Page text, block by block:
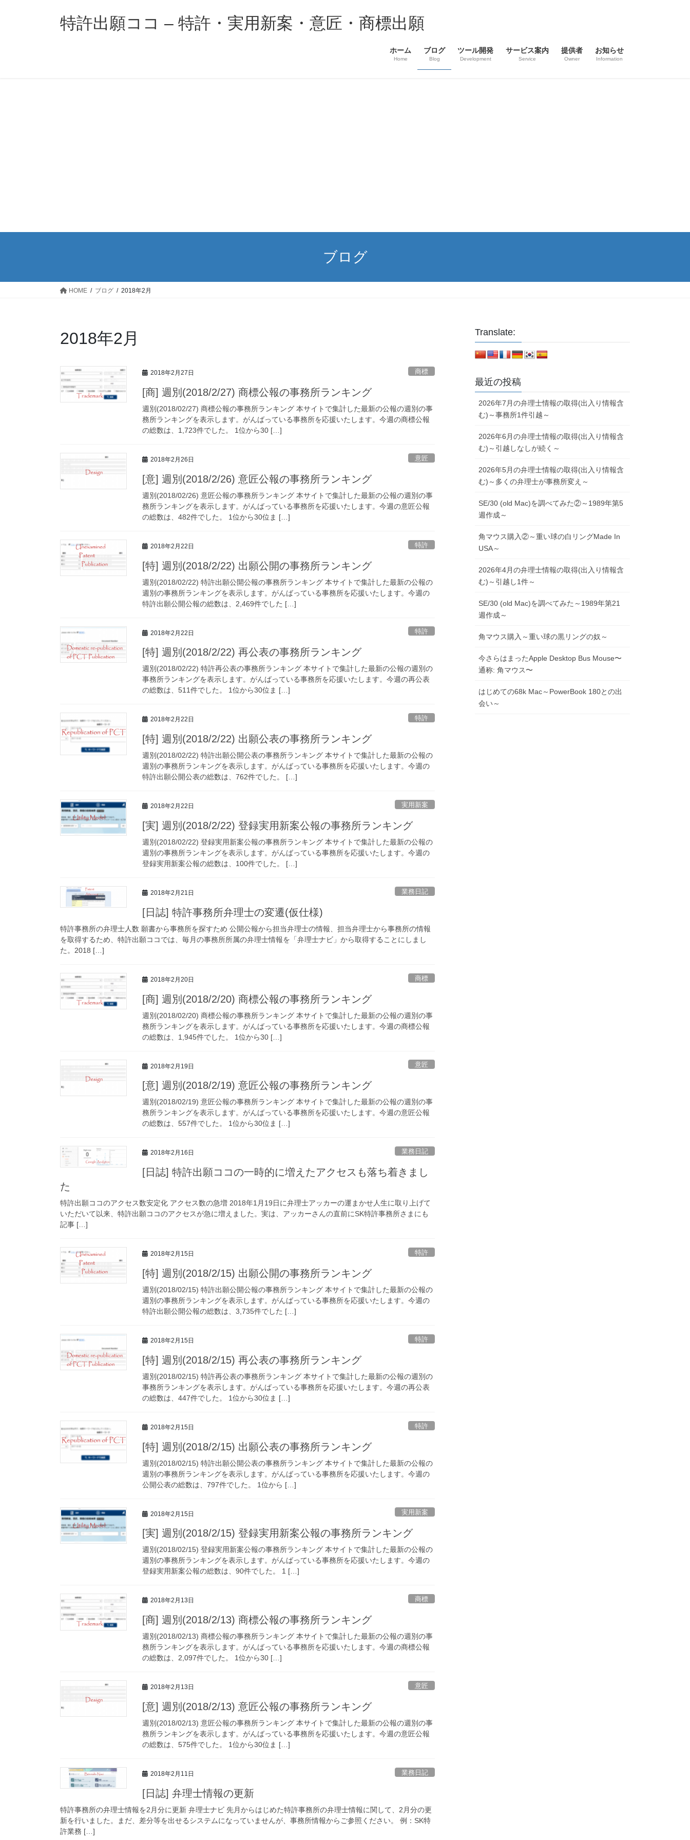
特許出願ココ – 特許・実用新案・意匠・商標出願
ホーム
Home
ブログ
Blog
ツール開発
Development
サービス案内
Service
提供者
Owner
お知らせ
Information
ブログ
HOME ブログ 2018年2月
2018年2月
2018年2月27日 商標
[商] 週別(2018/2/27) 商標公報の事務所ランキング
週別(2018/02/27) 商標公報の事務所ランキング 本サイトで集計した最新の公報の週別の事
務所ランキングを表示します。がんばっている事務所を応援いたします。今週の商標公報
の総数は、1,723件でした。 1位から30 […]
2018年2月26日 意匠
[意] 週別(2018/2/26) 意匠公報の事務所ランキング
週別(2018/02/26) 意匠公報の事務所ランキング 本サイトで集計した最新の公報の週別の事
務所ランキングを表示します。がんばっている事務所を応援いたします。今週の意匠公報
の総数は、482件でした。 1位から30位ま […]
2018年2月22日 特許
[特] 週別(2018/2/22) 出願公開の事務所ランキング
週別(2018/02/22) 特許出願公開公報の事務所ランキング 本サイトで集計した最新の公報の
週別の事務所ランキングを表示します。がんばっている事務所を応援いたします。今週の
特許出願公開公報の総数は、2,469件でした […]
2018年2月22日 特許
[特] 週別(2018/2/22) 再公表の事務所ランキング
週別(2018/02/22) 特許再公表の事務所ランキング 本サイトで集計した最新の公報の週別の
事務所ランキングを表示します。がんばっている事務所を応援いたします。今週の再公表
の総数は、511件でした。 1位から30位ま […]
2018年2月22日 特許
[特] 週別(2018/2/22) 出願公表の事務所ランキング
週別(2018/02/22) 特許出願公開公表の事務所ランキング 本サイトで集計した最新の公報の
週別の事務所ランキングを表示します。がんばっている事務所を応援いたします。今週の
特許出願公開公表の総数は、762件でした。 […]
2018年2月22日 実用新案
[実] 週別(2018/2/22) 登録実用新案公報の事務所ランキング
週別(2018/02/22) 登録実用新案公報の事務所ランキング 本サイトで集計した最新の公報の
週別の事務所ランキングを表示します。がんばっている事務所を応援いたします。今週の
登録実用新案公報の総数は、100件でした。 […]
2018年2月21日 業務日記
[日誌] 特許事務所弁理士の変遷(仮仕様)
特許事務所の弁理士人数 願書から事務所を探すため 公開公報から担当弁理士の情報、担当弁理士から事務所の情報
を取得するため、特許出願ココでは、毎月の事務所所属の弁理士情報を「弁理士ナビ」から取得することにしまし
た。2018 […]
2018年2月20日 商標
[商] 週別(2018/2/20) 商標公報の事務所ランキング
週別(2018/02/20) 商標公報の事務所ランキング 本サイトで集計した最新の公報の週別の事
務所ランキングを表示します。がんばっている事務所を応援いたします。今週の商標公報
の総数は、1,945件でした。 1位から30 […]
2018年2月19日 意匠
[意] 週別(2018/2/19) 意匠公報の事務所ランキング
週別(2018/02/19) 意匠公報の事務所ランキング 本サイトで集計した最新の公報の週別の事
務所ランキングを表示します。がんばっている事務所を応援いたします。今週の意匠公報
の総数は、557件でした。 1位から30位ま […]
2018年2月16日 業務日記
[日誌] 特許出願ココの一時的に増えたアクセスも落ち着きまし
た
特許出願ココのアクセス数安定化 アクセス数の急増 2018年1月19日に弁理士アッカーの運まかせ人生に取り上げて
いただいて以来、特許出願ココのアクセスが急に増えました。実は、アッカーさんの直前にSK特許事務所さまにも
記事 […]
2018年2月15日 特許
[特] 週別(2018/2/15) 出願公開の事務所ランキング
週別(2018/02/15) 特許出願公開公報の事務所ランキング 本サイトで集計した最新の公報の
週別の事務所ランキングを表示します。がんばっている事務所を応援いたします。今週の
特許出願公開公報の総数は、3,735件でした […]
2018年2月15日 特許
[特] 週別(2018/2/15) 再公表の事務所ランキング
週別(2018/02/15) 特許再公表の事務所ランキング 本サイトで集計した最新の公報の週別の
事務所ランキングを表示します。がんばっている事務所を応援いたします。今週の再公表
の総数は、447件でした。 1位から30位ま […]
2018年2月15日 特許
[特] 週別(2018/2/15) 出願公表の事務所ランキング
週別(2018/02/15) 特許出願公開公表の事務所ランキング 本サイトで集計した最新の公報の
週別の事務所ランキングを表示します。がんばっている事務所を応援いたします。今週の
公開公表の総数は、797件でした。 1位から […]
2018年2月15日 実用新案
[実] 週別(2018/2/15) 登録実用新案公報の事務所ランキング
週別(2018/02/15) 登録実用新案公報の事務所ランキング 本サイトで集計した最新の公報の
週別の事務所ランキングを表示します。がんばっている事務所を応援いたします。今週の
登録実用新案公報の総数は、90件でした。 1 […]
2018年2月13日 商標
[商] 週別(2018/2/13) 商標公報の事務所ランキング
週別(2018/02/13) 商標公報の事務所ランキング 本サイトで集計した最新の公報の週別の事
務所ランキングを表示します。がんばっている事務所を応援いたします。今週の商標公報
の総数は、2,097件でした。 1位から30 […]
2018年2月13日 意匠
[意] 週別(2018/2/13) 意匠公報の事務所ランキング
週別(2018/02/13) 意匠公報の事務所ランキング 本サイトで集計した最新の公報の週別の事
務所ランキングを表示します。がんばっている事務所を応援いたします。今週の意匠公報
の総数は、575件でした。 1位から30位ま […]
2018年2月11日 業務日記
[日誌] 弁理士情報の更新
特許事務所の弁理士情報を2月分に更新 弁理士ナビ 先月からはじめた特許事務所の弁理士情報に関して、2月分の更
新を行いました。まだ、差分等を出せるシステムになっていませんが、事務所情報からご参照ください。 例：SK特
許業務 […]
Translate:
最近の投稿
2026年7月の弁理士情報の取得(出入り情報含
む)～事務所1件引越～
2026年6月の弁理士情報の取得(出入り情報含
む)～引越しなしが続く～
2026年5月の弁理士情報の取得(出入り情報含
む)～多くの弁理士が事務所変え～
SE/30 (old Mac)を調べてみた②～1989年第5
週作成～
角マウス購入②～重い球の白リングMade In
USA～
2026年4月の弁理士情報の取得(出入り情報含
む)～引越し1件～
SE/30 (old Mac)を調べてみた～1989年第21
週作成～
角マウス購入～重い球の黒リングの奴～
今さらはまったApple Desktop Bus Mouse〜
通称: 角マウス〜
はじめての68k Mac～PowerBook 180との出
会い～